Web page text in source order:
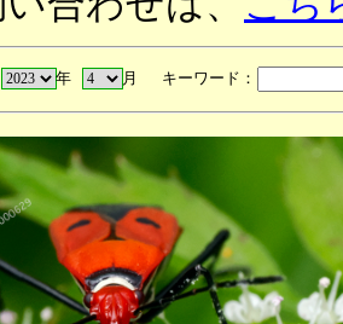
年 月 キーワード：